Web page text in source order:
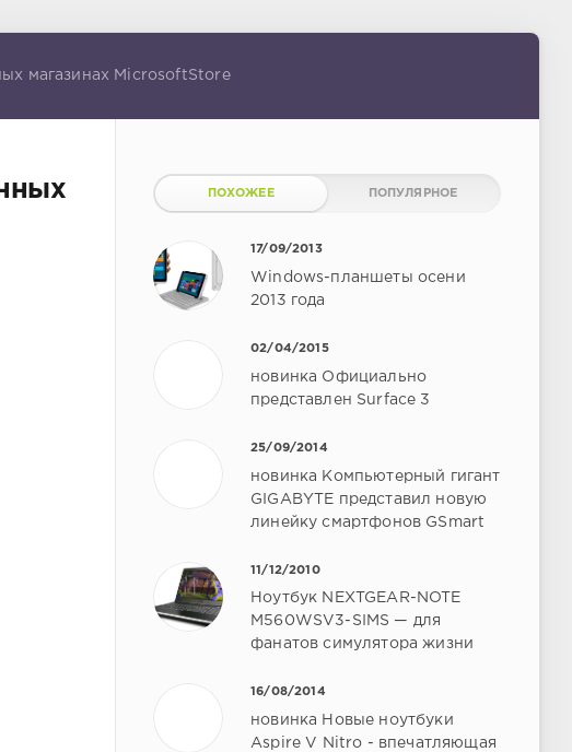
магазинах MicrosoftStore
ПОХОЖЕЕ ПОПУЛЯРНОЕ
17/09/2013
Windows-планшеты осени
2013 года
02/04/2015
новинка Официально
представлен Surface 3
25/09/2014
новинка Компьютерный гигант
GIGABYTE представил новую
линейку смартфонов GSmart
11/12/2010
Ноутбук NEXTGEAR-NOTE
M560WSV3-SIMS — для
фанатов симулятора жизни
16/08/2014
новинка Новые ноутбуки
Aspire V Nitro - впечатляющая